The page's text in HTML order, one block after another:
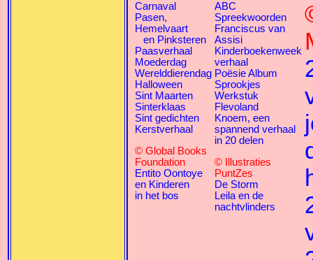
Carnaval
Pasen,
Hemelvaart
en Pinksteren
Paasverhaal
Moederdag
Werelddierendag
Halloween
Sint Maarten
Sinterklaas
Sint gedichten
Kerstverhaal
© Global Books
Foundation
Entito Oontoye
en Kinderen
in het bos
ABC
Spreekwoorden
Franciscus van
Assisi
Kinderboekenweek
verhaal
Poësie Album
Sprookjes
Werkstuk
Flevoland
Knoem, een
spannend verhaal
in 20 delen
© Illustraties
PuntZes
De Storm
Leila en de
nachtvlinders